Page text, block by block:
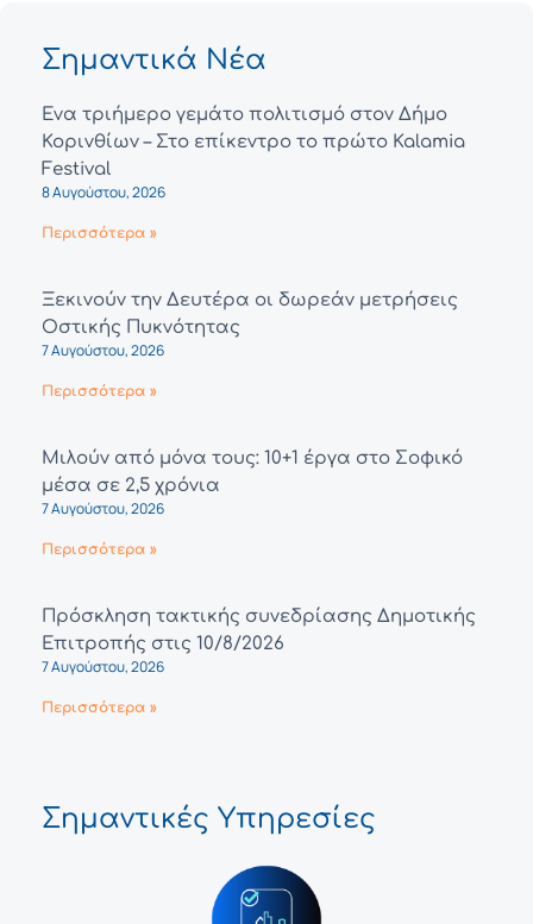
Σημαντικά Νέα
Ένα τριήμερο γεμάτο πολιτισμό στον Δήμο
Κορινθίων – Στο επίκεντρο το πρώτο Kalamia
Festival
8 Αυγούστου, 2026
Περισσότερα »
Ξεκινούν την Δευτέρα οι δωρεάν μετρήσεις
Οστικής Πυκνότητας
7 Αυγούστου, 2026
Περισσότερα »
Μιλούν από μόνα τους: 10+1 έργα στο Σοφικό
μέσα σε 2,5 χρόνια
7 Αυγούστου, 2026
Περισσότερα »
Πρόσκληση τακτικής συνεδρίασης Δημοτικής
Επιτροπής στις 10/8/2026
7 Αυγούστου, 2026
Περισσότερα »
Σημαντικές Υπηρεσίες